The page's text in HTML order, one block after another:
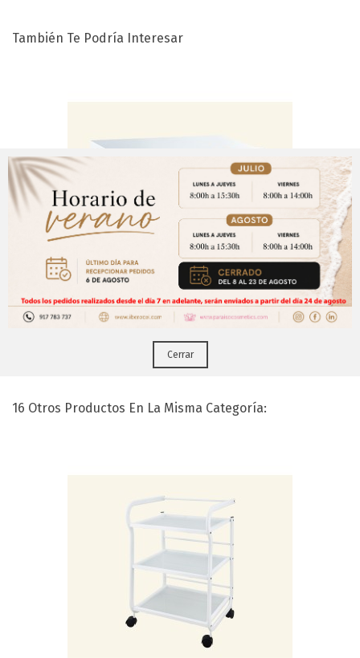
También Te Podría Interesar
Calentador De Toallas 11 Ltr
16 Otros Productos En La Misma Categoría:
Aviso Importante
¡Regístrate para acceder a los precios y realizar
tus pedidos online.!
Puedes hacerlo desdeAqui!
CERRAR
Cerrar